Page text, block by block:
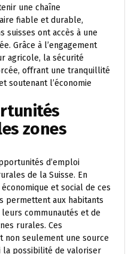
une chaîne
fiable et durable,
suisses ont accès à une
Grâce à l’engagement
agricole, la sécurité
offrant une tranquillité
soutenant l’économie
zones
d’emploi
de la Suisse. En
et social de ces
permettent aux habitants
communautés et de
rurales. Ces
non seulement une source
la possibilité de valoriser